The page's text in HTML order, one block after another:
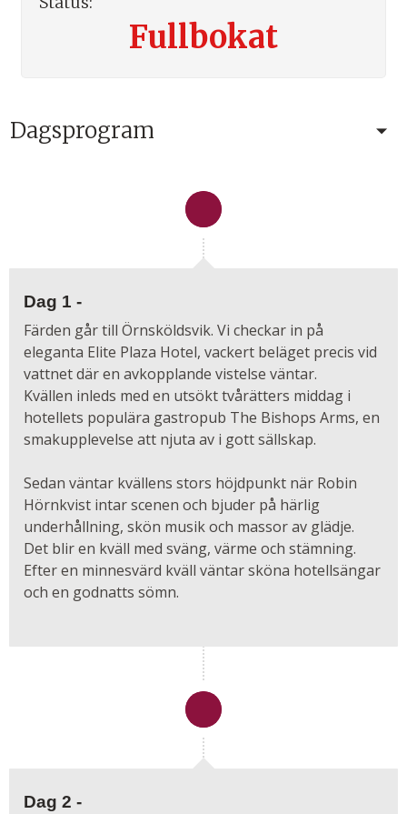
Fullbokat
Dagsprogram
Dag 1 -
Färden går till Örnsköldsvik. Vi checkar in på
eleganta Elite Plaza Hotel, vackert beläget precis vid
vattnet där en avkopplande vistelse väntar.
Kvällen inleds med en utsökt tvårätters middag i
hotellets populära gastropub The Bishops Arms, en
smakupplevelse att njuta av i gott sällskap.
Sedan väntar kvällens stors höjdpunkt när Robin
Hörnkvist intar scenen och bjuder på härlig
underhållning, skön musik och massor av glädje.
Det blir en kväll med sväng, värme och stämning.
Efter en minnesvärd kväll väntar sköna hotellsängar
och en godnatts sömn.
Dag 2 -